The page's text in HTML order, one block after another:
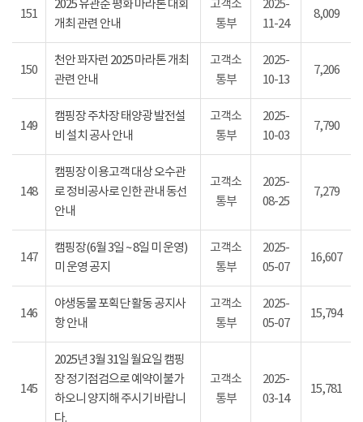
151
2025 유관순 평화 마라톤 대회
개최 관련 안내
고객소
통부
2025-
11-24
8,009
150
천안 꽈자런 2025 마라톤 개최
관련 안내
고객소
통부
2025-
10-13
7,206
149
캠핑장 주차장 태양광 발전설
비 설치 공사 안내
고객소
통부
2025-
10-03
7,790
148
캠핑장 이용고객 대상 오수관
로 정비공사로 인한 관내 동선
안내
고객소
통부
2025-
08-25
7,279
147
캠핑장(6월 3일 ~ 8일 미 운영)
미 운영 공지
고객소
통부
2025-
05-07
16,607
146
야생동물 포획단 활동 공지사
항 안내
고객소
통부
2025-
05-07
15,794
145
2025년 3월 31일 월요일 캠핑
장 정기점검으로 예약이불가
하오니 양지해 주시기 바랍니
다.
고객소
통부
2025-
03-14
15,781